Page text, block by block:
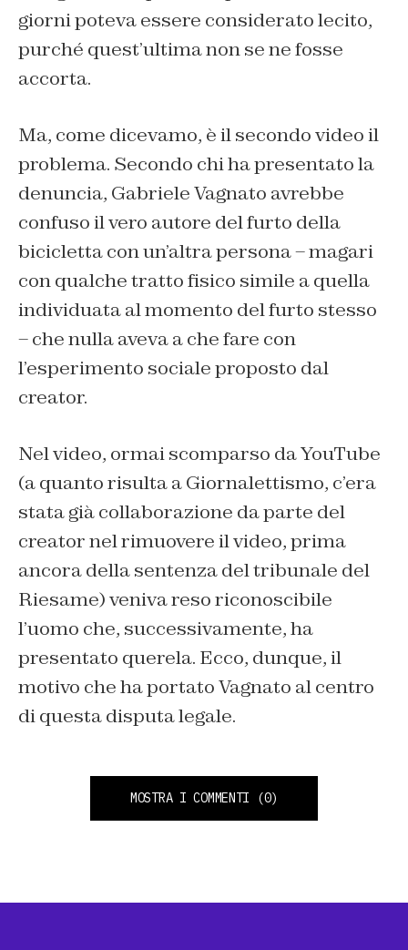
giorni poteva essere considerato lecito,
purché quest’ultima non se ne fosse
accorta.
Ma, come dicevamo, è il secondo video il
problema. Secondo chi ha presentato la
denuncia, Gabriele Vagnato avrebbe
confuso il vero autore del furto della
bicicletta con un’altra persona – magari
con qualche tratto fisico simile a quella
individuata al momento del furto stesso
– che nulla aveva a che fare con
l’esperimento sociale proposto dal
creator.
Nel video, ormai scomparso da YouTube
(a quanto risulta a Giornalettismo, c’era
stata già collaborazione da parte del
creator nel rimuovere il video, prima
ancora della sentenza del tribunale del
Riesame) veniva reso riconoscibile
l’uomo che, successivamente, ha
presentato querela. Ecco, dunque, il
motivo che ha portato Vagnato al centro
di questa disputa legale.
MOSTRA I COMMENTI (0)